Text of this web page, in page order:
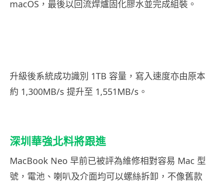
macOS，最後以回流焊爐固化膠水並完成組裝。
升級後系統成功識別 1TB 容量，寫入速度亦由原本
約 1,300MB/s 提升至 1,551MB/s。
深圳華強北料將跟進
MacBook Neo 早前已被評為維修相對容易 Mac 型
號，電池、喇叭及介面均可以螺絲拆卸，不像舊款